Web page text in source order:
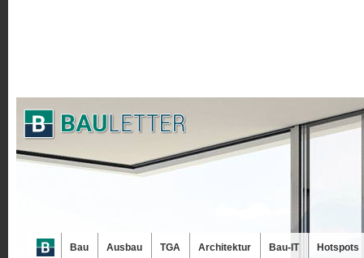
Bau Ausbau TGA Architektur Bau-IT Hotspots